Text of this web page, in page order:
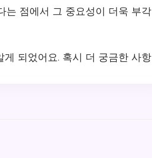
는 점에서 그 중요성이 더욱 부각
되었어요. 혹시 더 궁금한 사항